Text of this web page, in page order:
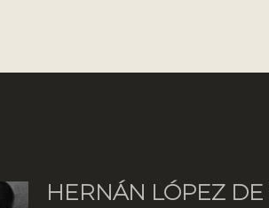
HERNÁN LÓPEZ DE